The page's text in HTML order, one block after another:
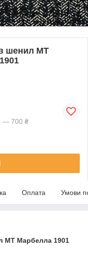
шенил МТ
— 700 ₴
Оплата Умови
МТ Марбелла 1901